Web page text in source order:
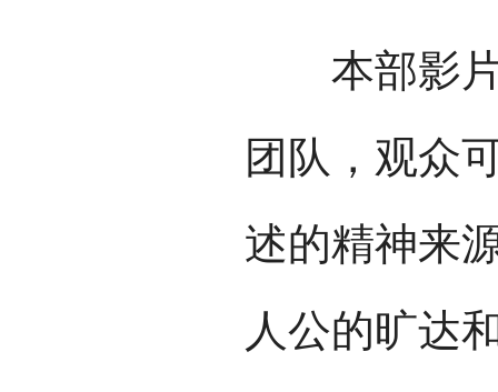
本部影片
团队，观众
述的精神来
人公的旷达